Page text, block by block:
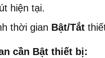
hiện tại.
thời gian Bật/Tắt
cần Bật thiết bị: